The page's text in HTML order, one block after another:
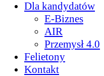
Dla kandydatów
E-Biznes
AIR
Przemysł 4.0
Felietony
Kontakt